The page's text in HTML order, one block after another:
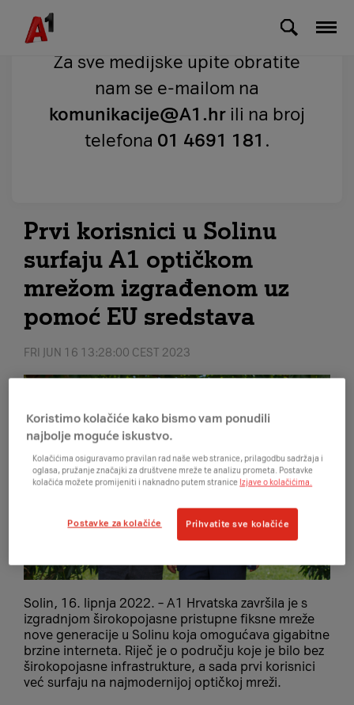
Skip to Main Content
Za sve medijske upite obratite
nam se e-mailom na
komunikacije@A1.hr ili na broj
telefona 01 4691 181 .
Prvi korisnici u Solinu
surfaju A1 optičkom
mrežom izgrađenom uz
pomoć EU sredstava
FRI JUN 16 13:28:00 CEST 2023
Solin, 16. lipnja 2022. – A1 Hrvatska završila je s
izgradnjom širokopojasne pristupne fiksne mreže
nove generacije u Solinu koja omogućava gigabitne
brzine interneta. Riječ je o području koje je bilo bez
širokopojasne infrastrukture, a sada prvi korisnici
već surfaju na najmodernijoj optičkoj mreži.
Koristimo kolačiće kako bismo vam ponudili
najbolje moguće iskustvo.
Kolačićima osiguravamo pravilan rad naše web stranice, prilagodbu sadržaja i
oglasa, pružanje značajki za društvene mreže te analizu prometa. Postavke
kolačića možete promijeniti i naknadno putem stranice Izjave o kolačićima.
Postavke za kolačiće Prihvatite sve kolačiće